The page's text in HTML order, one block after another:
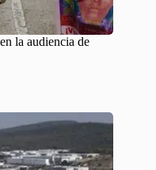
la audiencia de